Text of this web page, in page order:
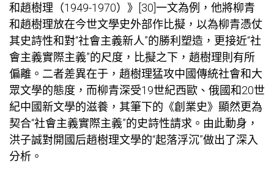
和趙樹理（1949-1970）》[30]一文為例，他將柳青
和趙樹理放在今世文學史外部作比擬，以為柳青憑仗
其史詩性和對“社會主義新人”的勝利塑造，更接近“社
會主義實際主義”的尺度，比擬之下，趙樹理則有所
偏離。二者差異在于，趙樹理猛攻中國傳統社會和大
眾文學的態度，而柳青深受19世紀西歐、俄國和20世
紀中國新文學的滋養，其筆下的《創業史》顯然更為
契合“社會主義實際主義”的史詩性請求。由此動身，
洪子誠對開國后趙樹理文學的“起落浮沉”做出了深入
分析。